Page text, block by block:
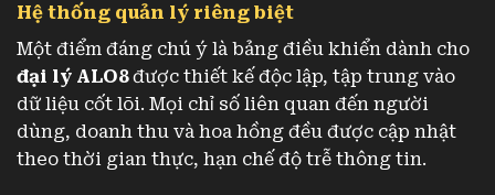
Hệ thống quản lý riêng biệt
Một điểm đáng chú ý là bảng điều khiển dành cho
đại lý ALO8được thiết kế độc lập, tập trung vào
dữ liệu cốt lõi. Mọi chỉ số liên quan đến người
dùng, doanh thu và hoa hồng đều được cập nhật
theo thời gian thực, hạn chế độ trễ thông tin.